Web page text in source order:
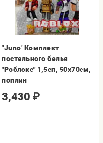
"Juno" Комплект
постельного белья
"Роблокс" 1,5сп, 50х70см,
поплин
3,430 ₽